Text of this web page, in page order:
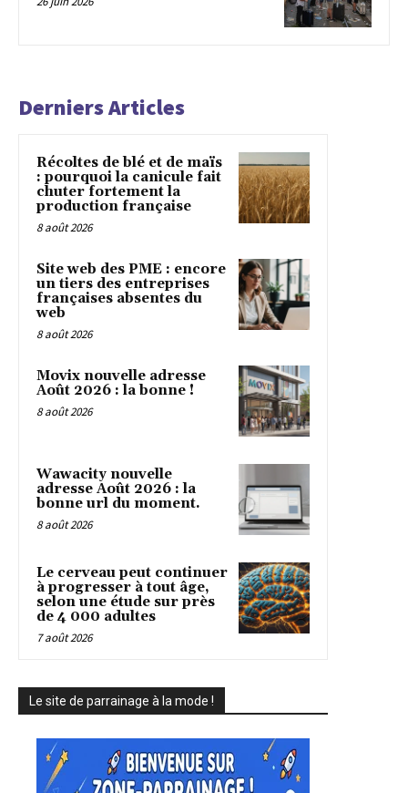
Derniers Articles
Récoltes de blé et de maïs
: pourquoi la canicule fait
chuter fortement la
production française
8 août 2026
Site web des PME : encore
un tiers des entreprises
françaises absentes du
web
8 août 2026
Movix nouvelle adresse
Août 2026 : la bonne !
8 août 2026
Wawacity nouvelle
adresse Août 2026 : la
bonne url du moment.
8 août 2026
Le cerveau peut continuer
à progresser à tout âge,
selon une étude sur près
de 4 000 adultes
7 août 2026
Le site de parrainage à la mode !